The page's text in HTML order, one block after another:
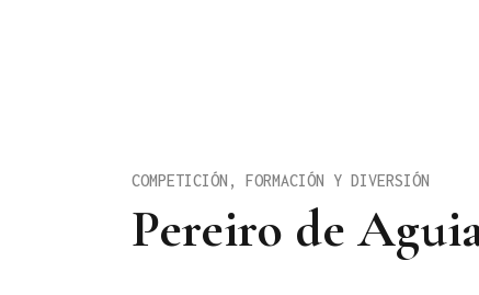
Pereiro de
COMPETICIÓN, FORMACIÓN Y DIVERSIÓN